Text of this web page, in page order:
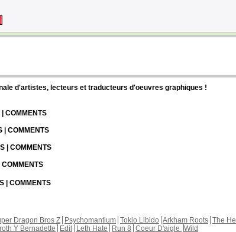
d'artistes, lecteurs et traducteurs d'oeuvres graphiques !
COMMENTS
| COMMENTS
| COMMENTS
| COMMENTS
Dragon Bros Z Psychomantium Tokio Libido Arkham Roots The
Y Bernadette Edil Leth Hate Run 8 Coeur D'aigle Wild